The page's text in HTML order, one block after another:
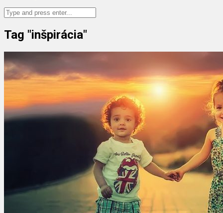
Tag "inšpirácia"